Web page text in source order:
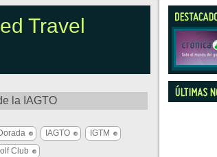
Travel
la IAGTO
IAGTO
IGTM
Club